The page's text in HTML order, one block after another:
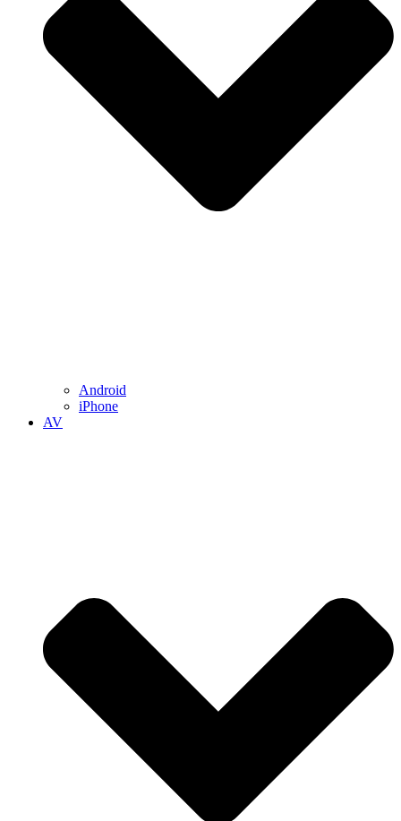
Android
iPhone
AV